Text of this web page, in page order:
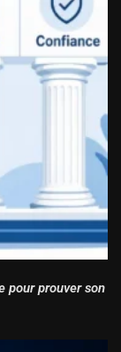
pour prouver son